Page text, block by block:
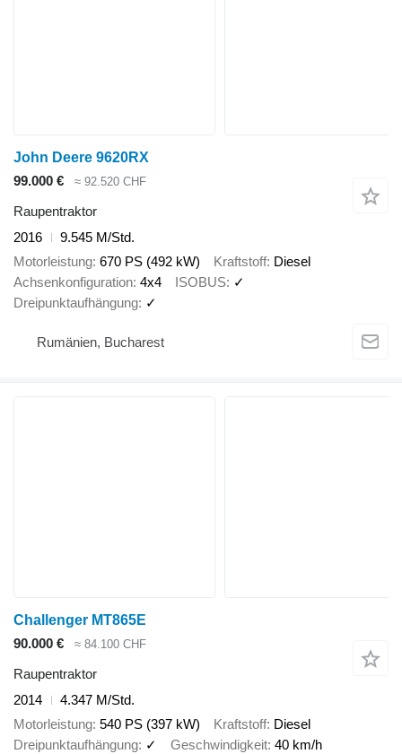
John Deere 9620RX
99.000 €
≈ 92.520 CHF
Raupentraktor
2016
9.545 M/Std.
Motorleistung 670 PS (492 kW) Kraftstoff Diesel
Achsenkonfiguration 4x4 ISOBUS ✓
Dreipunktaufhängung ✓
Rumänien, Bucharest
Challenger MT865E
90.000 €
≈ 84.100 CHF
Raupentraktor
2014
4.347 M/Std.
Motorleistung 540 PS (397 kW) Kraftstoff Diesel
Dreipunktaufhängung ✓ Geschwindigkeit 40 km/h